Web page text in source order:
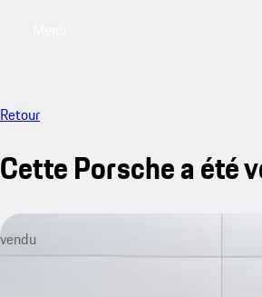
Retour
Cette Porsche a été
vendu